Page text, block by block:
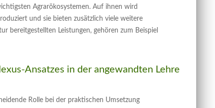
Agrarökosystemen. Auf ihnen wird
und sie bieten zusätzlich viele weitere
bereitgestellten Leistungen, gehören zum Beispiel
Ansatzes in der angewandten Lehre
Rolle bei der praktischen Umsetzung